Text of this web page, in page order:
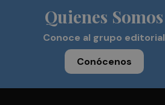
Quienes Somos
Conoce al grupo editorial
Conócenos